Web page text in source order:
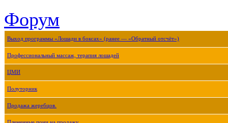
Форум
Выход программы «Лошади в боксах» (ранее — «Обратный отсчёт»)
Профессиональный массаж, терапия лошадей
ЦМИ
Полуторник
Продажа жеребцов.